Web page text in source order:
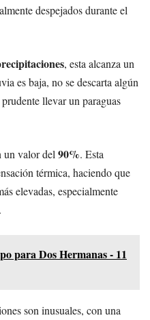
despejados durante el
, esta alcanza un
es baja, no se descarta algún
llevar un paraguas
un valor del90%. Esta
térmica, haciendo que
elevadas, especialmente
para Dos Hermanas - 11
son inusuales, con una